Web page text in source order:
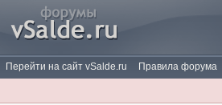
Перейти на сайт vSalde.ru Правила форума